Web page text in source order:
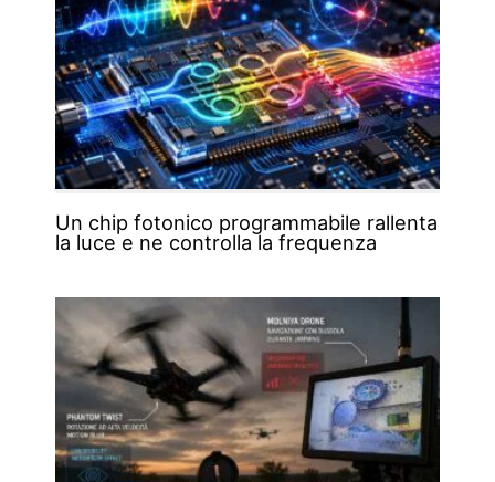
Un chip fotonico programmabile rallenta
la luce e ne controlla la frequenza